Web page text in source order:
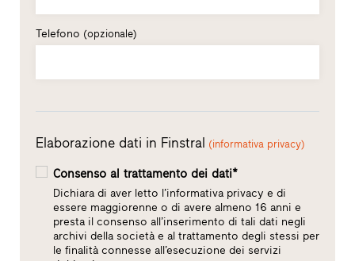
Telefono (opzionale)
Elaborazione dati in Finstral (informativa privacy)
Consenso al trattamento dei dati*
Dichiara di aver letto l’informativa privacy e di
essere maggiorenne o di avere almeno 16 anni e
presta il consenso all’inserimento di tali dati negli
archivi della società e al trattamento degli stessi per
le finalità connesse all’esecuzione dei servizi